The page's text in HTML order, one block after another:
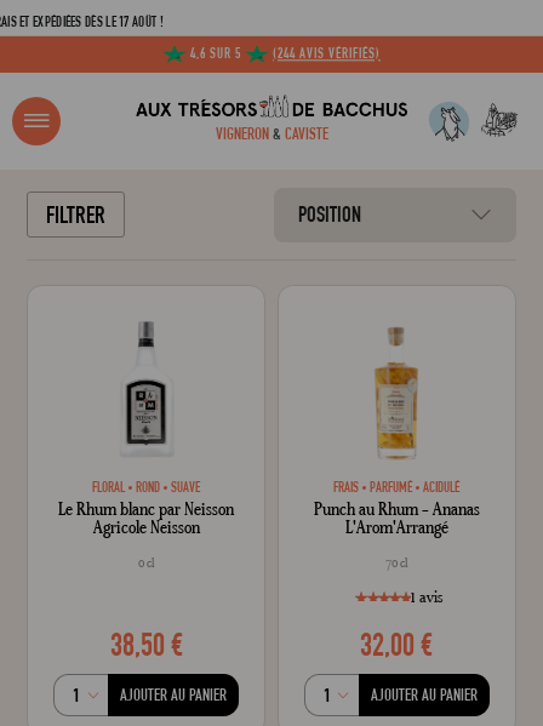
EXPÉDIÉES DÈS LE 17 AOÛT !
4,6 SUR 5
(244 AVIS VÉRIFIÉS)
VIGNERON& CAVISTE
Adresse email
?
FILTRER POSITION
FLORAL ROND SUAVE
Le Rhum blanc par Neisson
Agricole Neisson
0 cl
38,50 €
AJOUTER AU PANIER
FRAIS PARFUMÉ ACIDULÉ
Punch au Rhum - Ananas
L'Arom'Arrangé
70 cl
style="width:
% of100
1 avis
32,00 €
AJOUTER AU PANIER